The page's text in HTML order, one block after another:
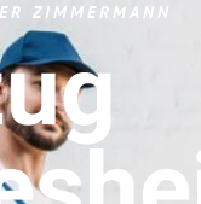
ZIMMERMANN